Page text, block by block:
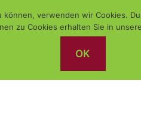
verwenden wir Cookies.
zu Cookies erhalten Sie in
OK